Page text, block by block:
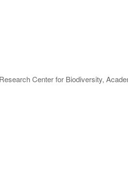
Center for Biodiversity,